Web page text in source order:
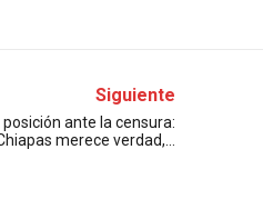
Siguiente
posición ante la censura:
merece verdad,…